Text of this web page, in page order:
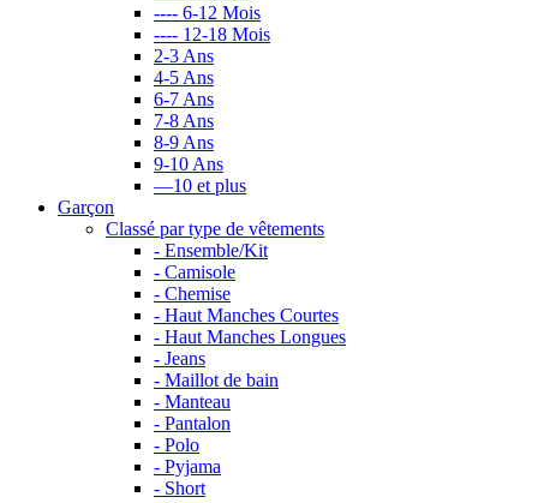
---- 6-12 Mois
---- 12-18 Mois
2-3 Ans
4-5 Ans
6-7 Ans
7-8 Ans
8-9 Ans
9-10 Ans
—10 et plus
Garçon
Classé par type de vêtements
- Ensemble/Kit
- Camisole
- Chemise
- Haut Manches Courtes
- Haut Manches Longues
- Jeans
- Maillot de bain
- Manteau
- Pantalon
- Polo
- Pyjama
- Short